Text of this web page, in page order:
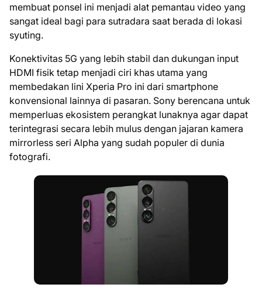
membuat ponsel ini menjadi alat pemantau video yang
sangat ideal bagi para sutradara saat berada di lokasi
syuting.
Konektivitas 5G yang lebih stabil dan dukungan input
HDMI fisik tetap menjadi ciri khas utama yang
membedakan lini Xperia Pro ini dari smartphone
konvensional lainnya di pasaran. Sony berencana untuk
memperluas ekosistem perangkat lunaknya agar dapat
terintegrasi secara lebih mulus dengan jajaran kamera
mirrorless seri Alpha yang sudah populer di dunia
fotografi.